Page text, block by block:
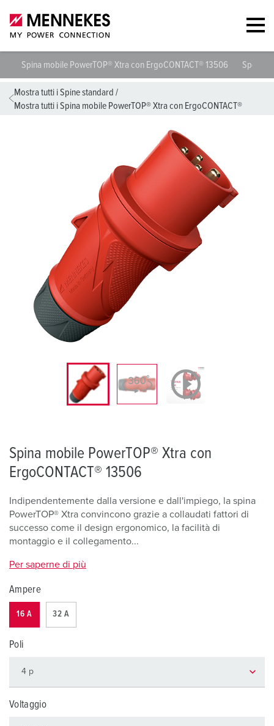
Spina mobile PowerTOP® Xtra con ErgoCONTACT® 13506
Mostra tutti i Spine standard /
Mostra tutti i Spina mobile PowerTOP® Xtra con ErgoCONTACT®
Spina mobile PowerTOP® Xtra con
ErgoCONTACT® 13506
Indipendentemente dalla versione e dall'impiego, la spina
PowerTOP® Xtra convincono grazie a collaudati fattori di
successo come il design ergonomico, la facilità di
montaggio e il collegamento...
Per saperne di più
Ampere
16 A 32 A
Poli
Voltaggio